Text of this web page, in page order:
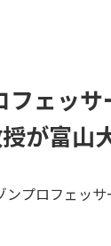
フェッ
が富山
ンプロフェッ